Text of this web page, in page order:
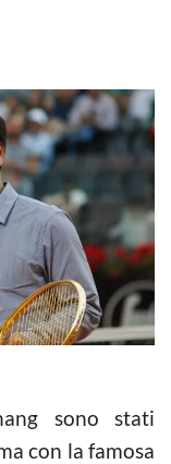
sono stati
con la famosa